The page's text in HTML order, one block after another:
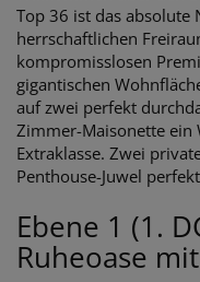
Top 36 ist das
herrschaftlichen
kompromisslosen
gigantischen
auf zwei perfekt
Zimmer-Maisonette ein
Extraklasse. Zwei
Penthouse-Juwel
Ebene 1 (1.
Ruheoase